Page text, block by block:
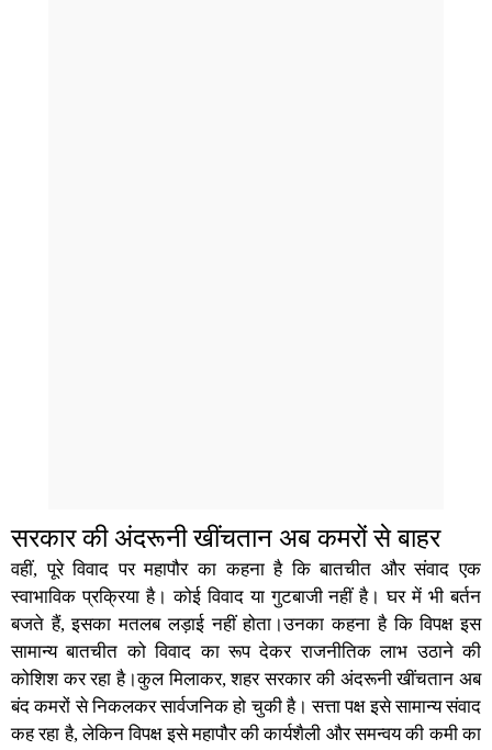
सरकार की अंदरूनी खींचतान अब कमरों से बाहर
वहीं, पूरे विवाद पर महापौर का कहना है कि बातचीत और संवाद एक
स्वाभाविक प्रक्रिया है। कोई विवाद या गुटबाजी नहीं है। घर में भी बर्तन
बजते हैं, इसका मतलब लड़ाई नहीं होता।उनका कहना है कि विपक्ष इस
सामान्य बातचीत को विवाद का रूप देकर राजनीतिक लाभ उठाने की
कोशिश कर रहा है।कुल मिलाकर, शहर सरकार की अंदरूनी खींचतान अब
बंद कमरों से निकलकर सार्वजनिक हो चुकी है। सत्ता पक्ष इसे सामान्य संवाद
कह रहा है, लेकिन विपक्ष इसे महापौर की कार्यशैली और समन्वय की कमी का